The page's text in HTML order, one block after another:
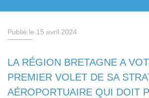
Publié le 15 avril 2024
LA RÉGION BRETAGNE A
PREMIER VOLET DE SA
AÉROPORTUAIRE QUI DOIT